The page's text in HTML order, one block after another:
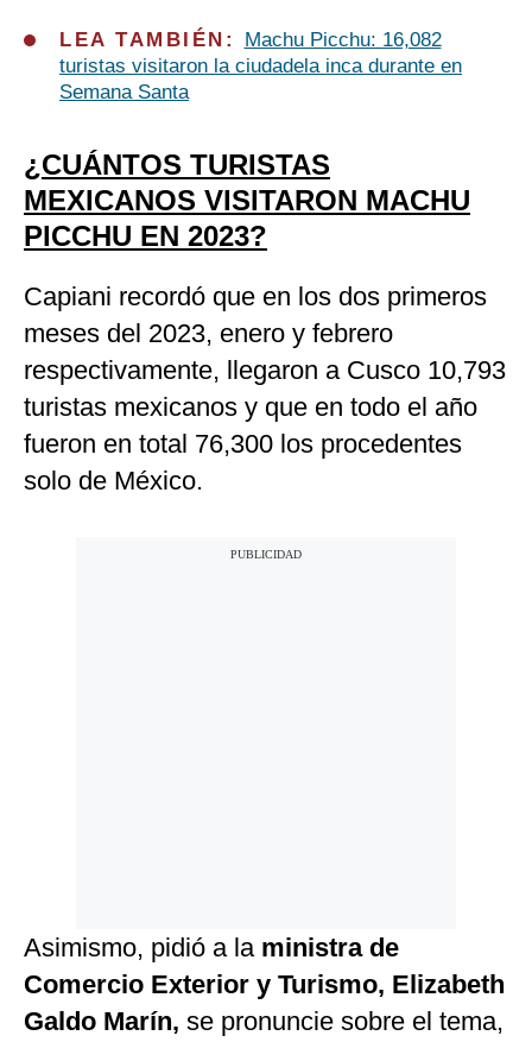
LEA TAMBIÉN:
Machu Picchu: 16,082
turistas visitaron la ciudadela inca durante en
Semana Santa
¿CUÁNTOS TURISTAS
MEXICANOS VISITARON MACHU
PICCHU EN 2023?
Capiani recordó que en los dos primeros
meses del 2023, enero y febrero
respectivamente, llegaron a Cusco 10,793
turistas mexicanos y que en todo el año
fueron en total 76,300 los procedentes
solo de México.
Asimismo, pidió a la ministra de
Comercio Exterior y Turismo, Elizabeth
Galdo Marín, se pronuncie sobre el tema,